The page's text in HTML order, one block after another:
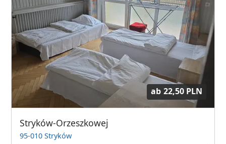
ab 22,50 PLN
Stryków-Orzeszkowej
95-010 Stryków